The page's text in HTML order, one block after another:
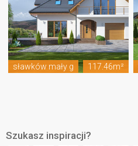
sławków mały g 117.46m²
Szukasz inspiracji?